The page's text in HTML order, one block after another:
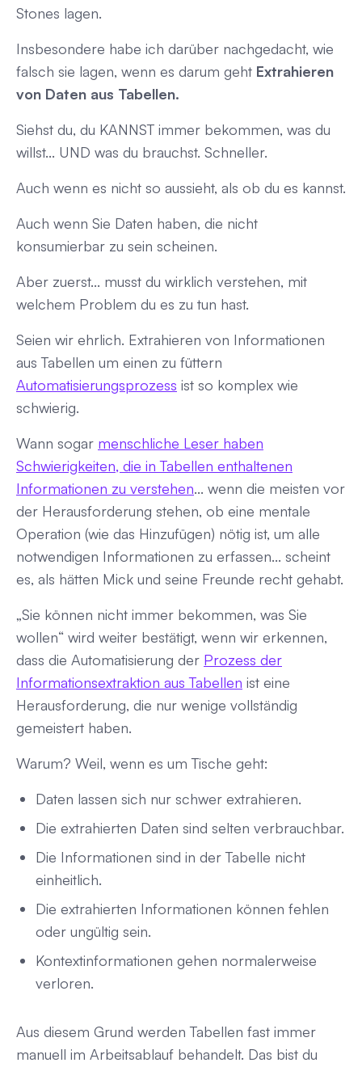
Stones lagen.
Insbesondere habe ich darüber nachgedacht, wie
falsch sie lagen, wenn es darum geht Extrahieren
von Daten aus Tabellen.
Siehst du, du KANNST immer bekommen, was du
willst... UND was du brauchst. Schneller.
Auch wenn es nicht so aussieht, als ob du es kannst.
Auch wenn Sie Daten haben, die nicht
konsumierbar zu sein scheinen.
Aber zuerst... musst du wirklich verstehen, mit
welchem Problem du es zu tun hast.
Seien wir ehrlich. Extrahieren von Informationen
aus Tabellen um einen zu füttern
Automatisierungsprozess ist so komplex wie
schwierig.
Wann sogar menschliche Leser haben
Schwierigkeiten, die in Tabellen enthaltenen
Informationen zu verstehen... wenn die meisten vor
der Herausforderung stehen, ob eine mentale
Operation (wie das Hinzufügen) nötig ist, um alle
notwendigen Informationen zu erfassen... scheint
es, als hätten Mick und seine Freunde recht gehabt.
„Sie können nicht immer bekommen, was Sie
wollen“ wird weiter bestätigt, wenn wir erkennen,
dass die Automatisierung der Prozess der
Informationsextraktion aus Tabellen ist eine
Herausforderung, die nur wenige vollständig
gemeistert haben.
Warum? Weil, wenn es um Tische geht:
Daten lassen sich nur schwer extrahieren.
Die extrahierten Daten sind selten verbrauchbar.
Die Informationen sind in der Tabelle nicht
einheitlich.
Die extrahierten Informationen können fehlen
oder ungültig sein.
Kontextinformationen gehen normalerweise
verloren.
Aus diesem Grund werden Tabellen fast immer
manuell im Arbeitsablauf behandelt. Das bist du